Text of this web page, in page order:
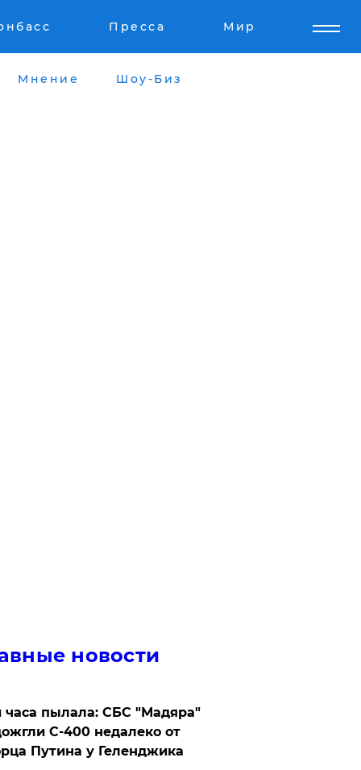
Пресса Мир
Мнение Шоу-Биз
новости
часа пылала: СБС "Мадяра"
С-400 недалеко от
Путина у Геленджика